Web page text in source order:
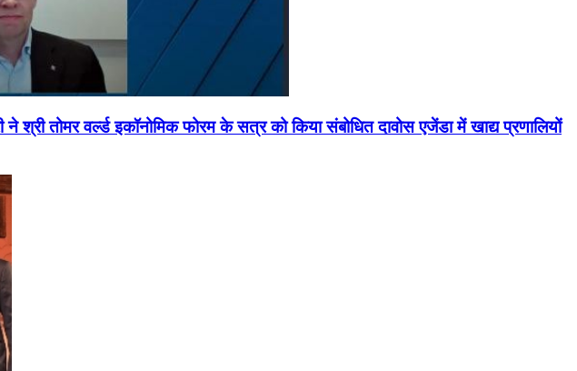
तोमर वर्ल्ड इकॉनोमिक फोरम के सत्र को किया संबोधित दावोस एजेंडा में खाद्य प्रणालियों